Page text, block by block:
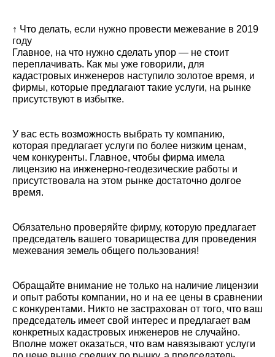
↑ Что делать, если нужно провести межевание в 2019
году
Главное, на что нужно сделать упор — не стоит
переплачивать. Как мы уже говорили, для
кадастровых инженеров наступило золотое время, и
фирмы, которые предлагают такие услуги, на рынке
присутствуют в избытке.
У вас есть возможность выбрать ту компанию,
которая предлагает услуги по более низким ценам,
чем конкуренты. Главное, чтобы фирма имела
лицензию на инженерно-геодезические работы и
присутствовала на этом рынке достаточно долгое
время.
Обязательно проверяйте фирму, которую предлагает
председатель вашего товарищества для проведения
межевания земель общего пользования!
Обращайте внимание не только на наличие лицензии
и опыт работы компании, но и на ее цены в сравнении
с конкурентами. Никто не застрахован от того, что ваш
председатель имеет свой интерес и предлагает вам
конкретных кадастровых инженеров не случайно.
Вполне может оказаться, что вам навязывают услуги